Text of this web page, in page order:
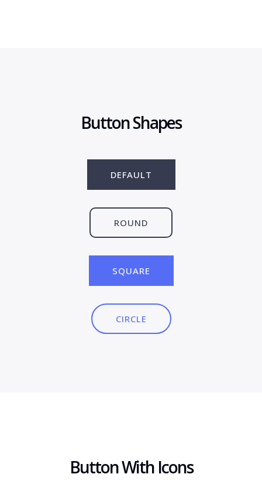
Button Shapes
DEFAULT
ROUND
SQUARE
CIRCLE
Button With Icons